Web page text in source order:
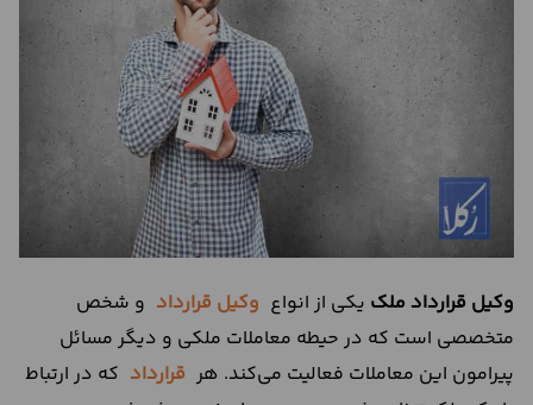
وکیل قرارداد ملک یکی از انواع وکیل قرارداد و شخص
متخصصی است که در حیطه معاملات ملکی و دیگر مسائل
پیرامون این معاملات فعالیت می‌کند. هر قرارداد که در ارتباط